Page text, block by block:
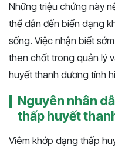
Những triệu chứng này
thể dẫn đến biến dạng
sống. Việc nhận biết
then chốt trong quản lý
huyết thanh dương tính
Nguyên nhân
thấp huyết
Viêm khớp dạng thấp